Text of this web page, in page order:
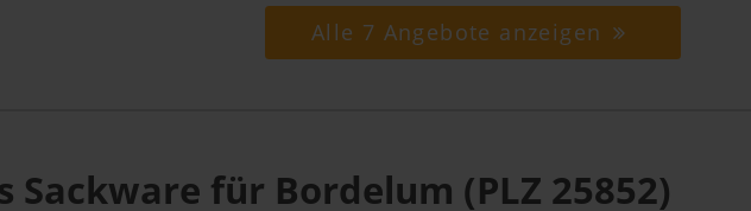
Alle 7 Angebote anzeigen
Sackware für Bordelum (PLZ 25852)